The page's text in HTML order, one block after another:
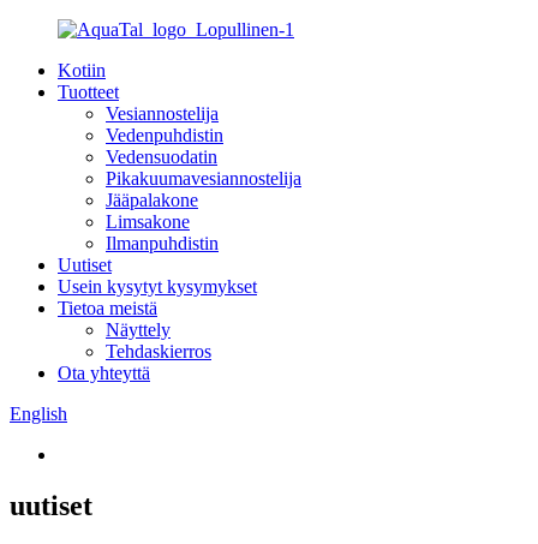
Kotiin
Tuotteet
Vesiannostelija
Vedenpuhdistin
Vedensuodatin
Pikakuumavesiannostelija
Jääpalakone
Limsakone
Ilmanpuhdistin
Uutiset
Usein kysytyt kysymykset
Tietoa meistä
Näyttely
Tehdaskierros
Ota yhteyttä
English
uutiset